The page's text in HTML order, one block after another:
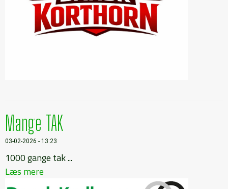
Mange TAK
03-02-2026 - 13:23
1000 gange tak ...
Læs mere